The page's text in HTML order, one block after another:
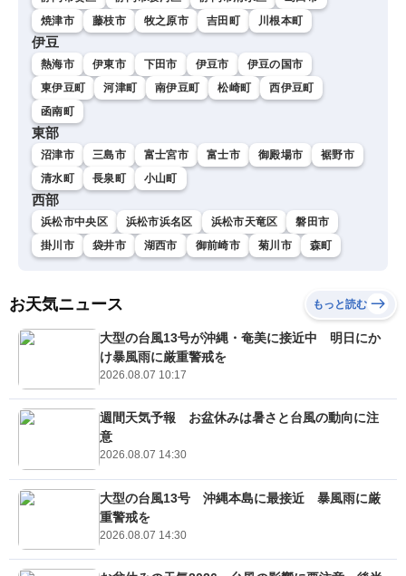
焼津市
藤枝市 牧之原市 吉田町 川根本町
伊豆
熱海市 伊東市 下田市 伊豆市
伊豆の国市
東伊豆町
河津町 南伊豆町 松崎町
西伊豆町
函南町
東部
沼津市 三島市 富士宮市 富士市 御殿場市
裾野市
清水町
長泉町 小山町
西部
浜松市中央区 浜松市浜名区 浜松市天竜区
磐田市
掛川市
袋井市 湖西市 御前崎市 菊川市 森町
お天気ニュース もっと読む
大型の台風13号が沖縄・奄美に接近中 明日にか
け暴風雨に厳重警戒を
2026.08.07 10:17
週間天気予報 お盆休みは暑さと台風の動向に注
意
2026.08.07 14:30
大型の台風13号 沖縄本島に最接近 暴風雨に厳
重警戒を
2026.08.07 14:30